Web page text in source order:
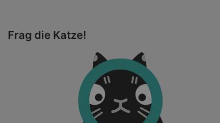
Frag die Katze!